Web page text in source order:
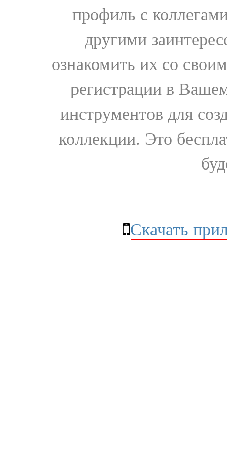
профиль с
другими
ознакомить их со
регистрации в
инструментов для
коллекции. Это
Скачать